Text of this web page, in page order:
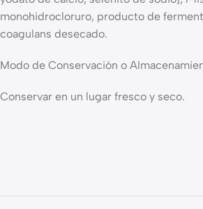
monohidrocloruro, producto de
coagulans desecado.
Modo de Conservación o
Conservar en un lugar fresco y seco.